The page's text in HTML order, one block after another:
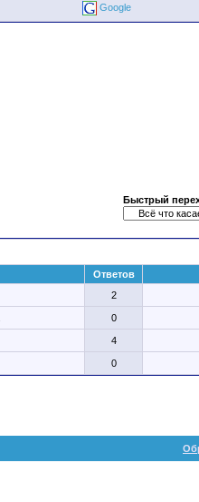
Google
Быстрый
Ответов
2
0
4
0